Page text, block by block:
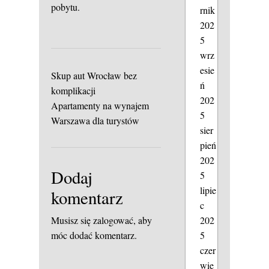
pobytu.
Skup aut Wrocław bez
komplikacji
Apartamenty na wynajem
Warszawa dla turystów
Dodaj
komentarz
Musisz sięzalogować, aby
móc dodać komentarz.
rnik
202
5
wrz
esie
ń
202
5
sier
pień
202
5
lipie
c
202
5
czer
wie